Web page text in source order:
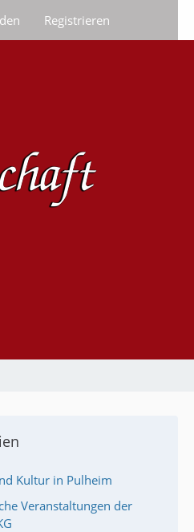
Registrieren
Kultur in Pulheim
Veranstaltungen der